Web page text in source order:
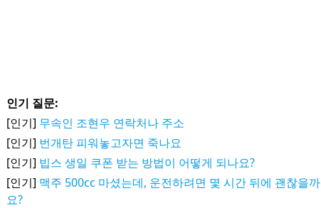
인기 질문:
[인기] 무속인 조현우 연락처나 주소
[인기] 번개탄 피워놓고자면 죽나요
[인기] 빕스 생일 쿠폰 받는 방법이 어떻게 되나요?
[인기] 맥주 500cc 마셨는데, 운전하려면 몇 시간 뒤에 괜찮을까
요?